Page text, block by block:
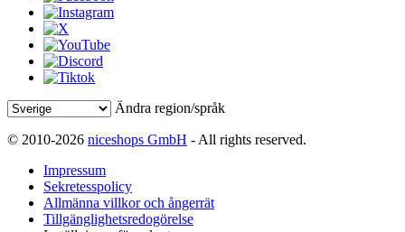
Ändra region/språk
© 2010-2026 niceshops GmbH - All rights reserved.
Impressum
Sekretesspolicy
Allmänna villkor och ångerrät
Tillgänglighetsredogörelse